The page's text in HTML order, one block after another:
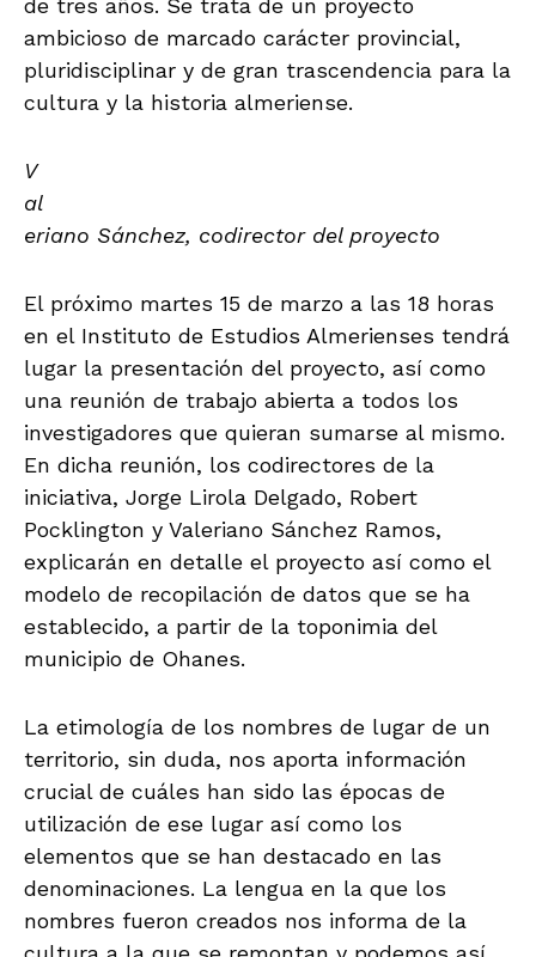
de tres años. Se trata de un proyecto
ambicioso de marcado carácter provincial,
pluridisciplinar y de gran trascendencia para la
cultura y la historia almeriense.
V
al
eriano Sánchez, codirector del proyecto
El próximo martes 15 de marzo a las 18 horas
en el Instituto de Estudios Almerienses tendrá
lugar la presentación del proyecto, así como
una reunión de trabajo abierta a todos los
investigadores que quieran sumarse al mismo.
En dicha reunión, los codirectores de la
iniciativa, Jorge Lirola Delgado, Robert
Pocklington y Valeriano Sánchez Ramos,
explicarán en detalle el proyecto así como el
modelo de recopilación de datos que se ha
establecido, a partir de la toponimia del
municipio de Ohanes.
La etimología de los nombres de lugar de un
territorio, sin duda, nos aporta información
crucial de cuáles han sido las épocas de
utilización de ese lugar así como los
elementos que se han destacado en las
denominaciones. La lengua en la que los
nombres fueron creados nos informa de la